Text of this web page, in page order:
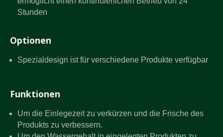
Stunden
Optionen
Spezialdesign ist für verschiedene Produkte verfügbar
Funktionen
Um die Einlegezeit zu verkürzen und die Frische des
Produkts zu verbessern.